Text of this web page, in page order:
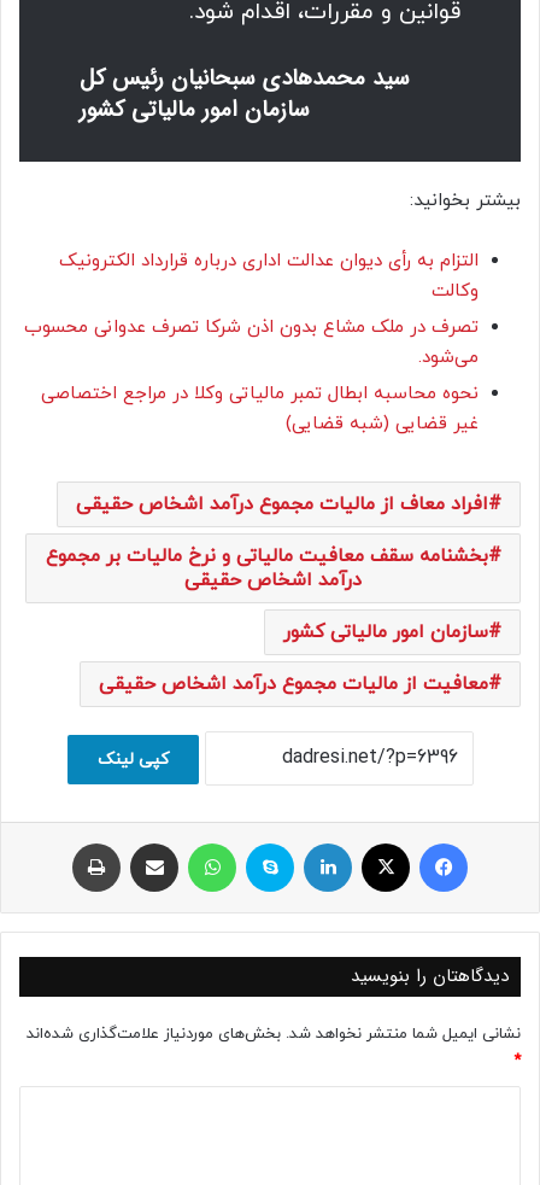
قوانین و مقررات، اقدام شود.
سید محمدهادی سبحانیان رئیس کل
سازمان امور مالیاتی کشور
بیشتر بخوانید:
التزام به رأی دیوان عدالت اداری درباره قرارداد الکترونیک
وکالت
تصرف در ملک مشاع بدون اذن شرکا تصرف عدوانی محسوب
می‌شود.
نحوه محاسبه ابطال تمبر مالیاتی وکلا در مراجع اختصاصی
غیر قضایی (شبه قضایی)
افراد معاف از مالیات مجموع درآمد اشخاص حقیقی
بخشنامه سقف معافیت مالیاتی و نرخ مالیات بر مجموع
درآمد اشخاص حقیقی
سازمان امور مالیاتی کشور
معافیت از مالیات مجموع درآمد اشخاص حقیقی
کپی لینک
فیسبوک ایکس لینکداین اسکایپ واتس آپ اشتراک با ایمیل
دیدگاهتان را بنویسید
نشانی ایمیل شما منتشر نخواهد شد. بخش‌های موردنیاز علامت‌گذاری شده‌اند
*